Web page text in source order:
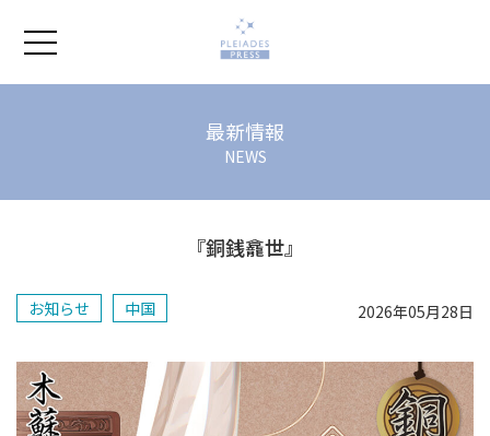
よくあるご質問
著作権ポリシー
最新情報
NEWS
『銅銭龕世』
お知らせ 中国 2026年05月28日